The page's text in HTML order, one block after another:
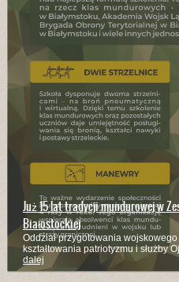
Już 15 lat tradycji mundurowej w
Białostockiej
Oddział przygotowania
kształtowania patriotyzmu i służby
dalej